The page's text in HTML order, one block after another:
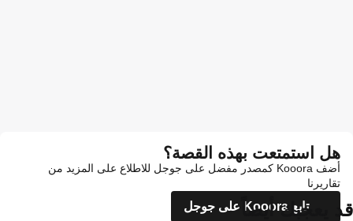
هل استمتعت بهذه القصة؟
أضف Kooora كمصدر مفضل على جوجل للاطلاع على المزيد من
تقاريرنا
تابع Kooora على جوجل
قد يعجبك أيضاً